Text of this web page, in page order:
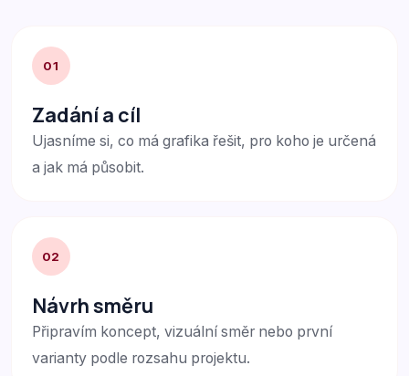
01
Zadání a cíl
Ujasníme si, co má grafika řešit, pro koho je určená
a jak má působit.
02
Návrh směru
Připravím koncept, vizuální směr nebo první
varianty podle rozsahu projektu.